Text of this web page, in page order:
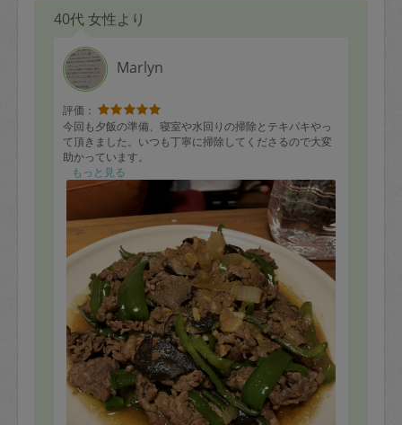
程よいお味で、特にローストビーフの焼き加減はパーフ
ェクトで、とても美味しかったです。
あんずさんのおかげで寒い冬を乗り切れそうです。
美味しくて体に良いお料理を沢山作ってくださり有難う
ございます。
次回もどうぞよろしくお願いします。
40代 女性より
Marlyn
評価：
今回も夕飯の準備、寝室や水回りの掃除とテキパキやっ
て頂きました。いつも丁寧に掃除してくださるので大変
助かっています。
もっと見る